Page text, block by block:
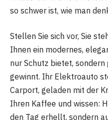
so schwer ist, wie man
Stellen Sie sich vor, Sie
Ihnen ein modernes,
nur Schutz bietet,
gewinnt. Ihr Elektroauto
Carport, geladen mit der
Ihren Kaffee und wissen:
den Tag erhellt, sondern